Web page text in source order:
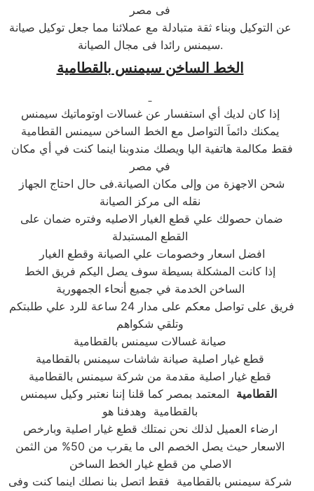
فى مصر
عن التوكيل وبناء ثقة متبادلة مع عملائنا مما جعل توكيل صيانة
سيمنس رائدا فى مجال الصيانة.
الخط الساخن سيمنس بالقطامية
إذا كان لديك أي استفسار عن غسالات اوتوماتيك سيمنس
يمكنك دائماَ التواصل مع الخط الساخن سيمنس القطامية
في مصر
نقله الى مركز الصيانة
القطع المستبدلة
افضل اسعار وخصومات علي الصيانة وقطع الغيار
إذا كانت المشكلة بسيطة سوف يصل اليكم فريق الخط
الساخن الخدمة في جميع أنحاء الجمهورية
وتلقي شكواهم
صيانة غسالات سيمنس بالقطامية
قطع غيار اصلية صيانة شاشات سيمنس بالقطامية
قطع غيار اصلية مقدمة من شركة سيمنس بالقطامية
القطامية المعتمد بمصر كما قلنا إننا نعتبر وكيل سيمنس
بالقطامية وهدفنا هو
ارضاء العميل لذلك نحن نمتلك قطع غيار اصلية وبارخص
الاسعار حيث يصل الخصم الى ما يقرب من 50% من الثمن
الاصلي من قطع غيار الخط الساخن
شركة سيمنس بالقطامية فقط اتصل بنا نصلك اينما كنت وفى